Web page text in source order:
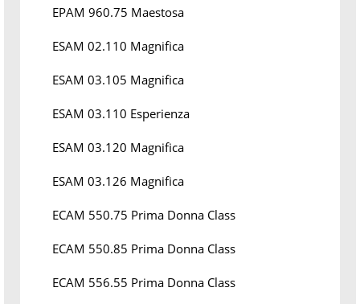
EPAM 960.75 Maestosa
ESAM 02.110 Magnifica
ESAM 03.105 Magnifica
ESAM 03.110 Esperienza
ESAM 03.120 Magnifica
ESAM 03.126 Magnifica
ECAM 550.75 Prima Donna Class
ECAM 550.85 Prima Donna Class
ECAM 556.55 Prima Donna Class